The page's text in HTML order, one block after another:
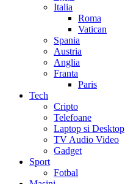
Italia
Roma
Vatican
Spania
Austria
Anglia
Franta
Paris
Tech
Cripto
Telefoane
Laptop si Desktop
TV Audio Video
Gadget
Sport
Fotbal